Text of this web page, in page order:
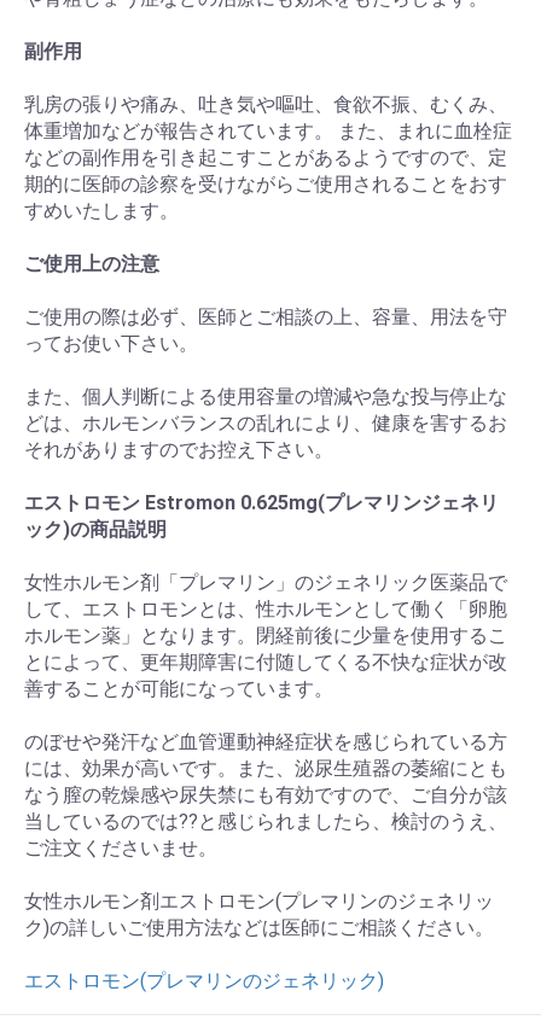
お買い物を続ける カートへ進む
副作用
乳房の張りや痛み、吐き気や嘔吐、食欲不振、むくみ、
体重増加などが報告されています。 また、まれに血栓症
などの副作用を引き起こすことがあるようですので、定
期的に医師の診察を受けながらご使用されることをおす
すめいたします。
ご使用上の注意
ご使用の際は必ず、医師とご相談の上、容量、用法を守
ってお使い下さい。
また、個人判断による使用容量の増減や急な投与停止な
どは、ホルモンバランスの乱れにより、健康を害するお
それがありますのでお控え下さい。
エストロモン Estromon 0.625mg(プレマリンジェネリ
ック)の商品説明
女性ホルモン剤「プレマリン」のジェネリック医薬品で
して、エストロモンとは、性ホルモンとして働く「卵胞
ホルモン薬」となります。閉経前後に少量を使用するこ
とによって、更年期障害に付随してくる不快な症状が改
善することが可能になっています。
のぼせや発汗など血管運動神経症状を感じられている方
には、効果が高いです。また、泌尿生殖器の萎縮にとも
なう膣の乾燥感や尿失禁にも有効ですので、ご自分が該
当しているのでは??と感じられましたら、検討のうえ、
ご注文くださいませ。
女性ホルモン剤エストロモン(プレマリンのジェネリッ
ク)の詳しいご使用方法などは医師にご相談ください。
エストロモン(プレマリンのジェネリック)